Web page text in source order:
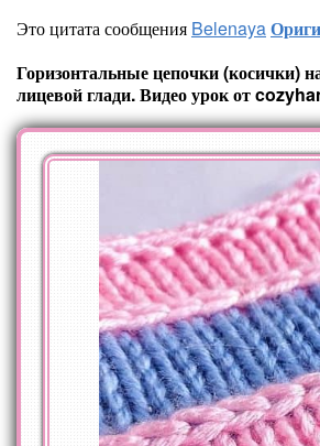
Это цитата сообщения Belenaya
Горизонтальные цепочки (косички)
лицевой глади. Видео урок от